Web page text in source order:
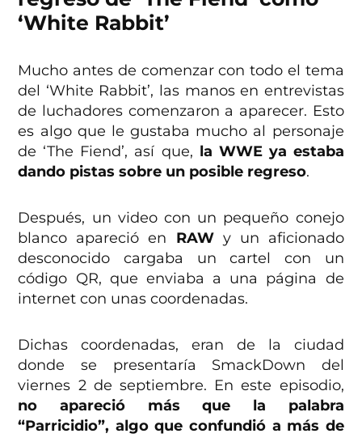
‘White Rabbit’
Mucho antes de comenzar con todo el tema
del ‘White Rabbit’, las manos en entrevistas
de luchadores comenzaron a aparecer. Esto
es algo que le gustaba mucho al personaje
de ‘The Fiend’, así que, la WWE ya estaba
dando pistas sobre un posible regreso.
Después, un video con un pequeño conejo
blanco apareció en RAWy un aficionado
desconocido cargaba un cartel con un
código QR, que enviaba a una página de
internet con unas coordenadas.
Dichas coordenadas, eran de la ciudad
donde se presentaría SmackDown del
viernes 2 de septiembre. En este episodio,
no apareció más que la palabra
“Parricidio”, algo que confundió a más de